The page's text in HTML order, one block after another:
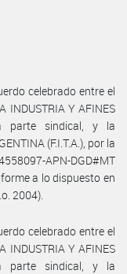
celebrado entre el
INDUSTRIA Y AFINES
parte sindical, y la
(F.I.T.A.), por la
APN-DGD#MT
a lo dispuesto en
2004).
celebrado entre el
INDUSTRIA Y AFINES
parte sindical, y la